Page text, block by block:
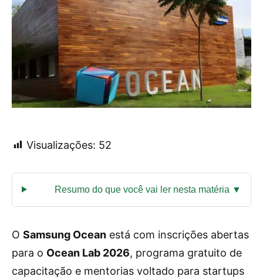
Visualizações: 52
O Samsung Ocean está com inscrições abertas
para o Ocean Lab 2026, programa gratuito de
capacitação e mentorias voltado para startups